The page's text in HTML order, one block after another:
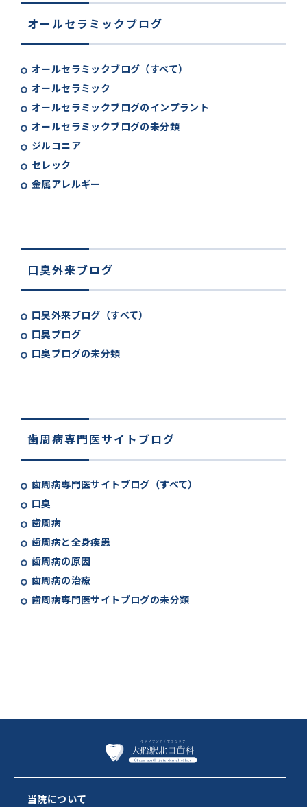
オールセラミックブログ
オールセラミックブログ（すべて）
オールセラミック
オールセラミックブログのインプラント
オールセラミックブログの未分類
ジルコニア
セレック
金属アレルギー
口臭外来ブログ
口臭外来ブログ（すべて）
口臭ブログ
口臭ブログの未分類
歯周病専門医サイトブログ
歯周病専門医サイトブログ（すべて）
口臭
歯周病
歯周病と全身疾患
歯周病の原因
歯周病の治療
歯周病専門医サイトブログの未分類
当院について